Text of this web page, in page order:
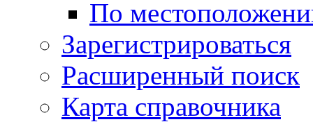
По
Зарегистрироваться
Расширенный поиск
Карта справочника